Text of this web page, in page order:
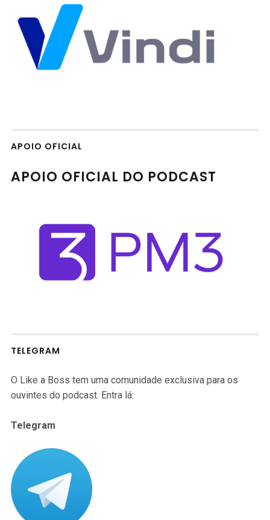
APOIO OFICIAL
APOIO OFICIAL DO PODCAST
TELEGRAM
O Like a Boss tem uma comunidade exclusiva para os
ouvintes do podcast. Entra lá:
Telegram